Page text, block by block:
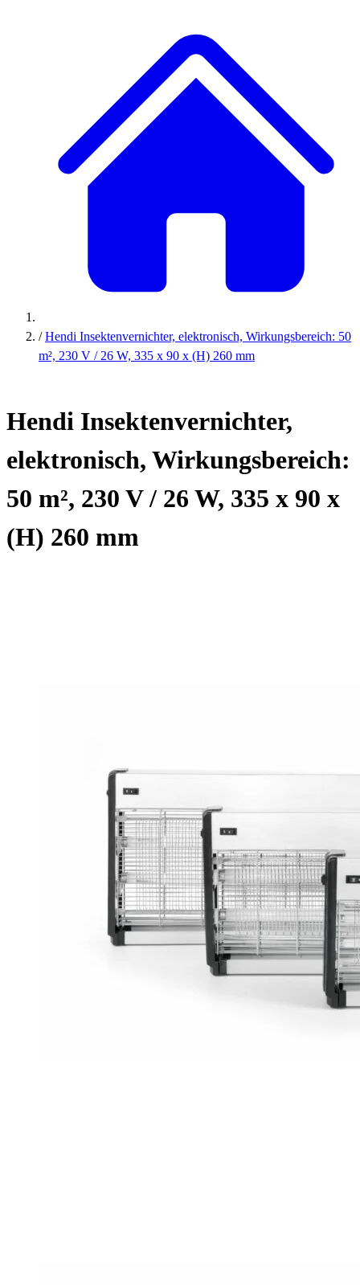
/ Hendi Insektenvernichter, elektronisch, Wirkungsbereich: 50
m², 230 V / 26 W, 335 x 90 x (H) 260 mm
Hendi Insektenvernichter,
elektronisch, Wirkungsbereich:
50 m², 230 V / 26 W, 335 x 90 x
(H) 260 mm